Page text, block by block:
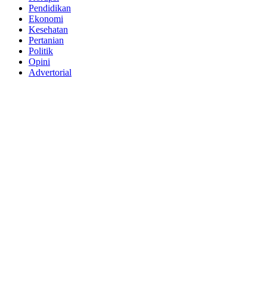
Pendidikan
Ekonomi
Kesehatan
Pertanian
Politik
Opini
Advertorial